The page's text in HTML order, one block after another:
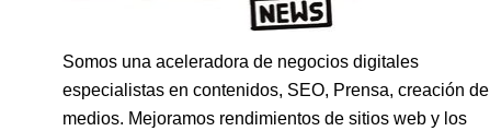
Somos una aceleradora de negocios digitales
especialistas en contenidos, SEO, Prensa, creación de
medios. Mejoramos rendimientos de sitios web y los